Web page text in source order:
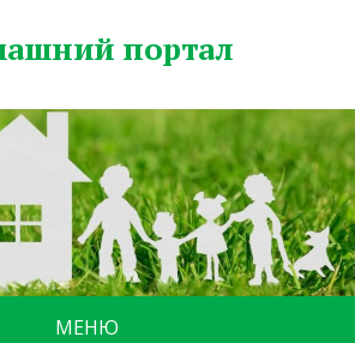
портал
МЕНЮ